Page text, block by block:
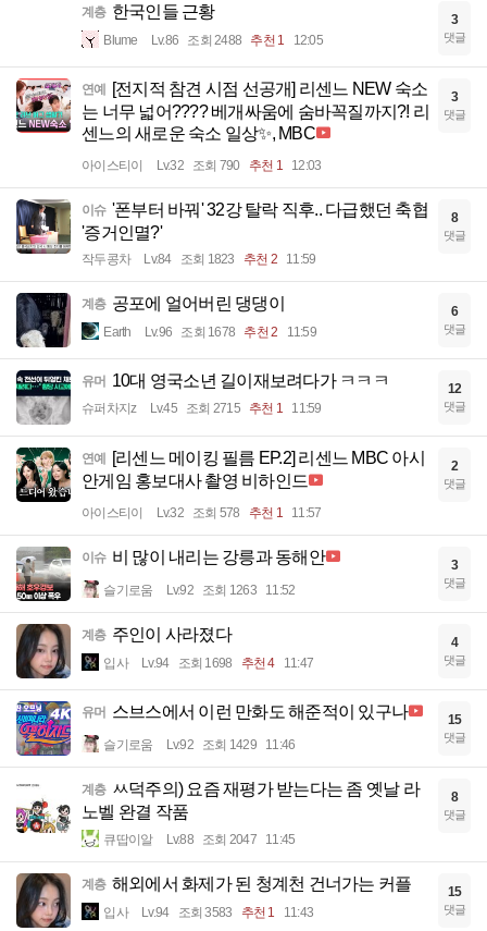
계층 한국인들 근황
Blume Lv.86 조회 2488 추천 1 12:05
3
댓글
연예 [전지적 참견 시점 선공개] 리센느 NEW 숙소
는 너무 넓어???? 베개싸움에 숨바꼭질까지?! 리
센느의 새로운 숙소 일상✨, MBC
아이스티이 Lv.32 조회 790 추천 1 12:03
3
댓글
이슈 '폰부터 바꿔' 32강 탈락 직후.. 다급했던 축협
'증거인멸?'
작두콩차 Lv.84 조회 1823 추천 2 11:59
8
댓글
계층 공포에 얼어버린 댕댕이
Earth Lv.96 조회 1678 추천 2 11:59
6
댓글
유머 10대 영국소년 길이재보려다가 ㅋㅋㅋ
슈퍼차지z Lv.45 조회 2715 추천 1 11:59
12
댓글
연예 [리센느 메이킹 필름 EP.2] 리센느 MBC 아시
안게임 홍보대사 촬영 비하인드
아이스티이 Lv.32 조회 578 추천 1 11:57
2
댓글
이슈 비 많이 내리는 강릉과 동해안
슬기로움 Lv.92 조회 1263 11:52
3
댓글
계층 주인이 사라졌다
입사 Lv.94 조회 1698 추천 4 11:47
4
댓글
유머 스브스에서 이런 만화도 해준적이 있구나
슬기로움 Lv.92 조회 1429 11:46
15
댓글
계층 ㅆ덕주의) 요즘 재평가 받는다는 좀 옛날 라
노벨 완결 작품
큐땁이알 Lv.88 조회 2047 11:45
8
댓글
계층 해외에서 화제가 된 청계천 건너가는 커플
입사 Lv.94 조회 3583 추천 1 11:43
15
댓글